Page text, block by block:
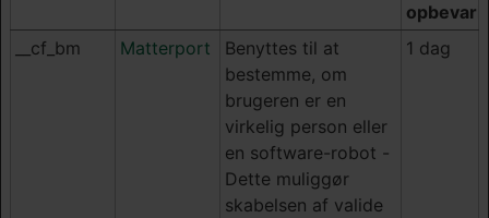
__cf_bm
Matterport
Benyttes til at
bestemme, om
brugeren er en
virkelig person eller
en software-robot -
Dette muliggør
skabelsen af valide
1 dag